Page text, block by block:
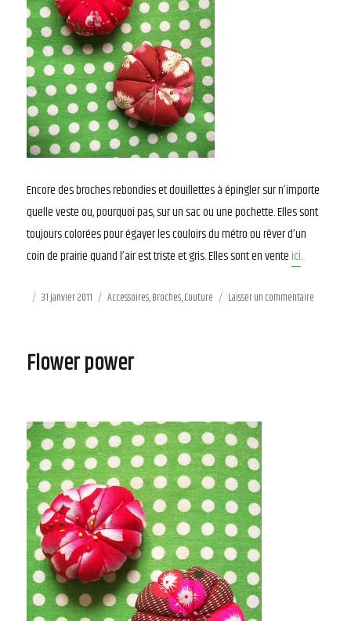
Encore des broches rebondies et douillettes à épingler sur n’importe
quelle veste ou, pourquoi pas, sur un sac ou une pochette. Elles sont
toujours colorées pour égayer les couloirs du métro ou rêver d’un
coin de prairie quand l’air est triste et gris. Elles sont en venteici.
Publié
31 janvier 2011 Catégories
Accessoires,Broches,Couture Laisser un commentaire
Flower power